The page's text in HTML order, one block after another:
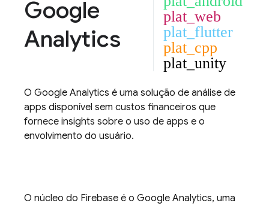
Google
Analytics
plat_web
plat_flutter
plat_cpp
plat_unity
O Google Analytics é uma solução de análise de
apps disponível sem custos financeiros que
fornece insights sobre o uso de apps e o
envolvimento do usuário.
O núcleo do Firebase é o Google Analytics, uma